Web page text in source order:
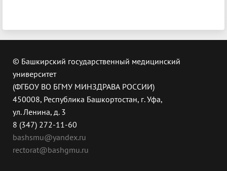
© Башкирский государственный медицинский
университет
(ФГБОУ ВО БГМУ МИНЗДРАВА РОССИИ)
450008, Республика Башкортостан, г. Уфа,
ул. Ленина, д. 3
8 (347) 272-11-60
bashsmu@yandex.ru
rectorat@bashgmu.ru